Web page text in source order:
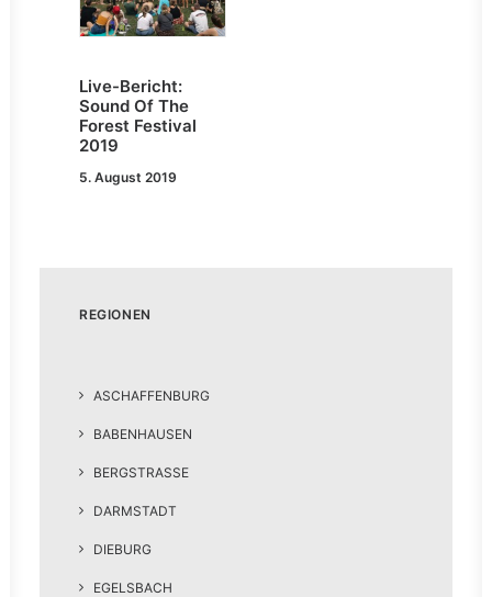
Live-Bericht:
Sound Of The
Forest Festival
2019
5. August 2019
REGIONEN
ASCHAFFENBURG
BABENHAUSEN
BERGSTRASSE
DARMSTADT
DIEBURG
EGELSBACH